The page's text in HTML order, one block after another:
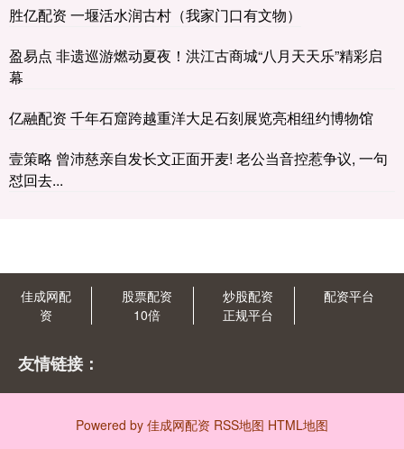
胜亿配资 一堰活水润古村（我家门口有文物）
盈易点 非遗巡游燃动夏夜！洪江古商城“八月天天乐”精彩启
幕
亿融配资 千年石窟跨越重洋大足石刻展览亮相纽约博物馆
壹策略 曾沛慈亲自发长文正面开麦! 老公当音控惹争议, 一句
怼回去...
佳成网配
资
股票配资
10倍
炒股配资
正规平台
配资平台
友情链接：
Powered by 佳成网配资 RSS地图 HTML地图